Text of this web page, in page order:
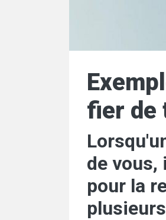
fier de
de vous,
pour la